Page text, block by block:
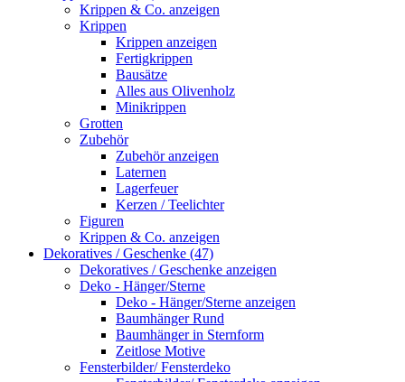
Krippen & Co. anzeigen
Krippen
Krippen anzeigen
Fertigkrippen
Bausätze
Alles aus Olivenholz
Minikrippen
Grotten
Zubehör
Zubehör anzeigen
Laternen
Lagerfeuer
Kerzen / Teelichter
Figuren
Krippen & Co. anzeigen
Dekoratives / Geschenke (47)
Dekoratives / Geschenke anzeigen
Deko - Hänger/Sterne
Deko - Hänger/Sterne anzeigen
Baumhänger Rund
Baumhänger in Sternform
Zeitlose Motive
Fensterbilder/ Fensterdeko